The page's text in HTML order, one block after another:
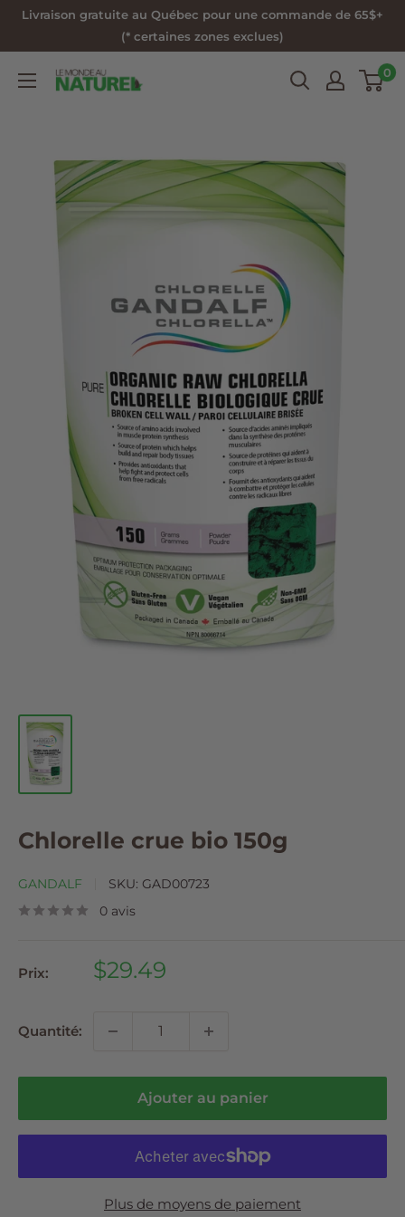
PasserLivraison gratuite au Québec pour une commande de 65$+
(* certaines zones exclues)
Le
0
Chlorelle crue bio 150g
GANDALF SKU: GAD00723
0 avis
Prix:
Prix
$29.49
Quantité:
Ajouter au panier
Plus de moyens de paiement